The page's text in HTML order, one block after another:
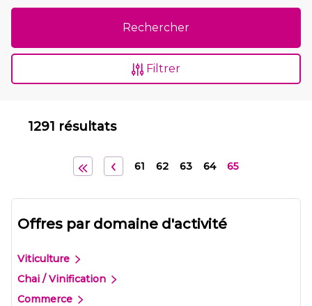
Rechercher
Filtrer
1291 résultats
61 62 63 64 65
Offres par domaine d'activité
Viticulture
Chai / Vinification
Commerce